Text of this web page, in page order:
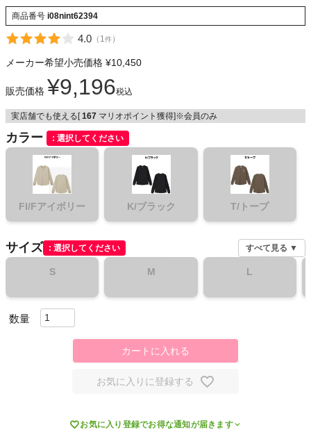
CHUMS
HOKA
もっと見る
メンズカジュアルウェア
レディースカジュアルウェア
メンズスポーツウェア
レディーススポーツウェア
スポーツシューズ
商品番号 i08nint62394
4.0 （ 1件）
メーカー希望小売価格 ¥10,450
販売価格 ¥9,196税込
実店舗でも使える[ 167 マリオポイント獲得]※会員のみ
カラー 選択してください
FI/Fアイボリー K/ブラック T/トープ
サイズ 選択してください すべて見る ▼
S M L
カートに入れる
お気に入りに登録する
お気に入り登録でお得な通知が届きます